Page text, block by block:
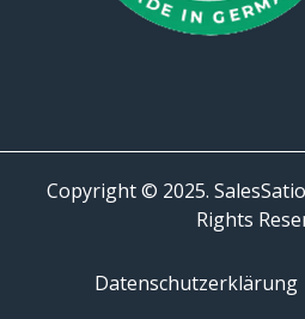
Copyright © 2025.
Rights
Datenschutzerklärung